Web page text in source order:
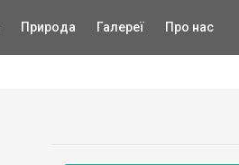
Природа Галереї Про нас